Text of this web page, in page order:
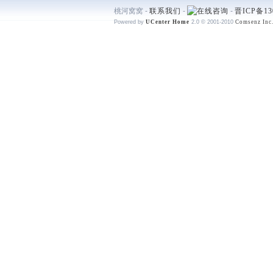
桃河窝窝 - 联系我们 - - 晋ICP备
Powered by UCenter Home 2.0 © 2001-2010 Comsenz Inc.